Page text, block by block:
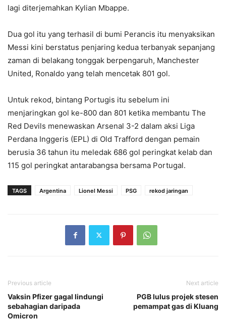
lagi diterjemahkan Kylian Mbappe.
Dua gol itu yang terhasil di bumi Perancis itu menyaksikan
Messi kini berstatus penjaring kedua terbanyak sepanjang
zaman di belakang tonggak berpengaruh, Manchester
United, Ronaldo yang telah mencetak 801 gol.
Untuk rekod, bintang Portugis itu sebelum ini
menjaringkan gol ke-800 dan 801 ketika membantu The
Red Devils menewaskan Arsenal 3-2 dalam aksi Liga
Perdana Inggeris (EPL) di Old Trafford dengan pemain
berusia 36 tahun itu meledak 686 gol peringkat kelab dan
115 gol peringkat antarabangsa bersama Portugal.
TAGS Argentina Lionel Messi PSG rekod jaringan
Previous article
Vaksin Pfizer gagal lindungi
sebahagian daripada
Omicron
Next article
PGB lulus projek stesen
pemampat gas di Kluang